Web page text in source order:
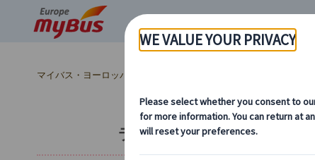
マイバス・ヨーロッパ
ランドクルーズ｜パリ・